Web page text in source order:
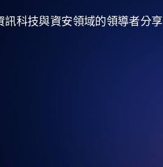
訊科技與資安領域的領導者分